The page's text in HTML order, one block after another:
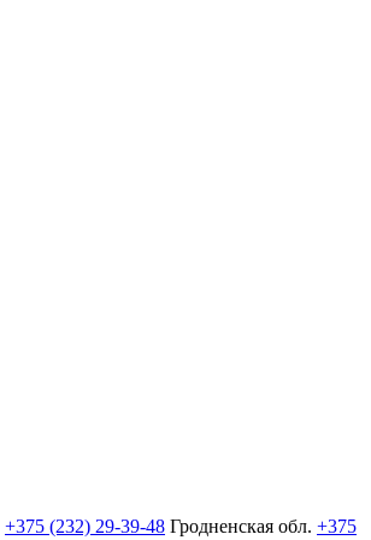
+375 (232) 29-39-48 Гродненская обл. +375